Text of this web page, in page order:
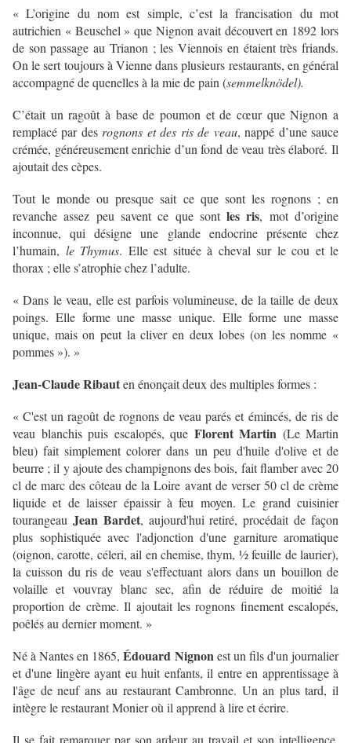
« L’origine du nom est simple, c’est la francisation du mot
autrichien « Beuschel » que Nignon avait découvert en 1892 lors
de son passage au Trianon ; les Viennois en étaient très friands.
On le sert toujours à Vienne dans plusieurs restaurants, en général
accompagné de quenelles à la mie de pain (semmelknödel).
C’était un ragoût à base de poumon et de cœur que Nignon a
remplacé par des rognons et des ris de veau, nappé d’une sauce
crémée, généreusement enrichie d’un fond de veau très élaboré. Il
ajoutait des cèpes.
Tout le monde ou presque sait ce que sont les rognons ; en
revanche assez peu savent ce que sontles ris, mot d’origine
inconnue, qui désigne une glande endocrine présente chez
l’humain, le Thymus. Elle est située à cheval sur le cou et le
thorax ; elle s’atrophie chez l’adulte.
« Dans le veau, elle est parfois volumineuse, de la taille de deux
poings. Elle forme une masse unique. Elle forme une masse
unique, mais on peut la cliver en deux lobes (on les nomme «
pommes »). »
Jean-Claude Ribauten énonçait deux des multiples formes :
« C'est un ragoût de rognons de veau parés et émincés, de ris de
veau blanchis puis escalopés, que Florent Martin (Le Martin
bleu) fait simplement colorer dans un peu d'huile d'olive et de
beurre ; il y ajoute des champignons des bois, fait flamber avec 20
cl de marc des côteau de la Loire avant de verser 50 cl de crème
liquide et de laisser épaissir à feu moyen. Le grand cuisinier
tourangeau Jean Bardet, aujourd'hui retiré, procédait de façon
plus sophistiquée avec l'adjonction d'une garniture aromatique
(oignon, carotte, céleri, ail en chemise, thym, ½ feuille de laurier),
la cuisson du ris de veau s'effectuant alors dans un bouillon de
volaille et vouvray blanc sec, afin de réduire de moitié la
proportion de crème. Il ajoutait les rognons finement escalopés,
poêlés au dernier moment. »
Né à Nantes en 1865,Édouard Nignon est un fils d'un journalier
et d'une lingère ayant eu huit enfants, il entre en apprentissage à
l'âge de neuf ans au restaurant Cambronne. Un an plus tard, il
intègre le restaurant Monier où il apprend à lire et écrire.
Il se fait remarquer par son ardeur au travail et son intelligence,